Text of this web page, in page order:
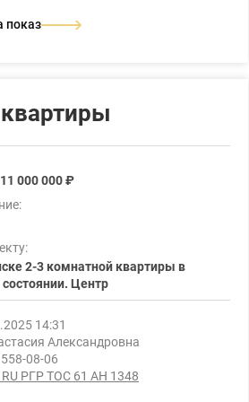
показ
000 000 ₽
2-3 комнатной квартиры в
Центр
14:31
Александровна
08-06
РГР ТОС 61 АН 1348